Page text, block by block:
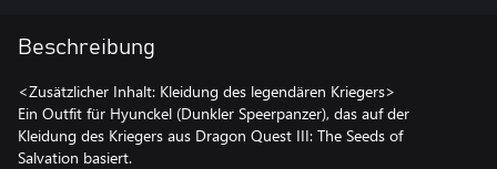
Beschreibung
<Zusätzlicher Inhalt: Kleidung des legendären Kriegers>
Ein Outfit für Hyunckel (Dunkler Speerpanzer), das auf der
Kleidung des Kriegers aus Dragon Quest III: The Seeds of
Salvation basiert.